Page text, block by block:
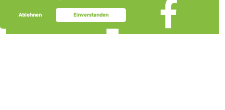
Ablehnen Einverstanden